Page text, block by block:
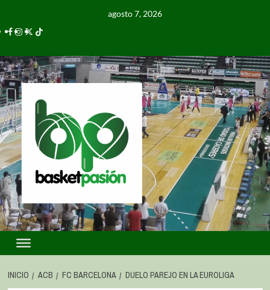
agosto 7, 2026
INICIO ACB FC BARCELONA DUELO PAREJO EN LA EUROLIGA